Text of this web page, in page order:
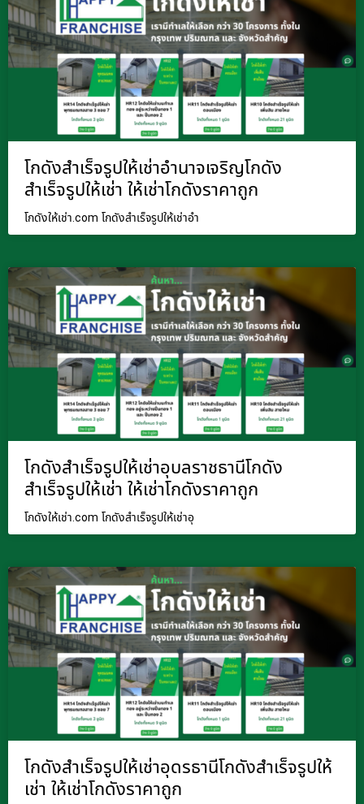
โกดังสำเร็จรูปให้เช่าอำนาจเจริญโกดัง
สำเร็จรูปให้เช่า ให้เช่าโกดังราคาถูก
โกดังให้เช่า.com โกดังสำเร็จรูปให้เช่าอำ
โกดังสำเร็จรูปให้เช่าอุบลราชธานีโกดัง
สำเร็จรูปให้เช่า ให้เช่าโกดังราคาถูก
โกดังให้เช่า.com โกดังสำเร็จรูปให้เช่าอุ
โกดังสำเร็จรูปให้เช่าอุดรธานีโกดังสำเร็จรูปให้
เช่า ให้เช่าโกดังราคาถูก